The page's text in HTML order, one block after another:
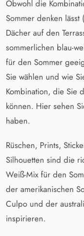
Obwohl die
Sommer denken
Dächer auf den
sommerlichen blau-
für den Sommer
Sie wählen und wie
Kombination, die Sie
können. Hier sehen
haben.
Rüschen, Prints,
Silhouetten sind die
Weiß-Mix für den
der amerikanischen
Culpo und der
inspirieren.